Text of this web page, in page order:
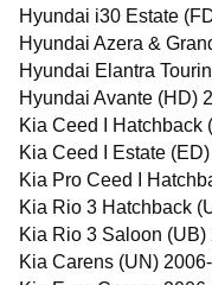
Hyundai i30 Estate
Hyundai Azera &
Hyundai Elantra
Hyundai Avante (HD)
Kia Ceed I Hatchback
Kia Ceed I Estate
Kia Pro Ceed I
Kia Rio 3 Hatchback
Kia Rio 3 Saloon (UB)
Kia Carens (UN)